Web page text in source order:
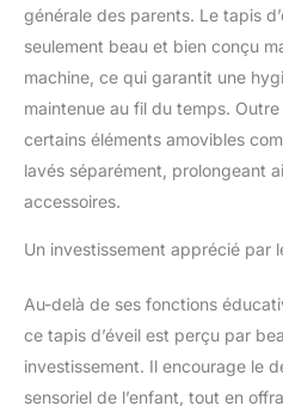
à
générale des parents. Le tapis
seulement beau et bien conçu
machine, ce qui garantit une
maintenue au fil du temps.
certains éléments amovibles
lavés séparément, prolongeant
accessoires.
Un investissement apprécié par
Au-delà de ses fonctions
ce tapis d’éveil est perçu par
investissement. Il encourage le
sensoriel de l’enfant, tout en